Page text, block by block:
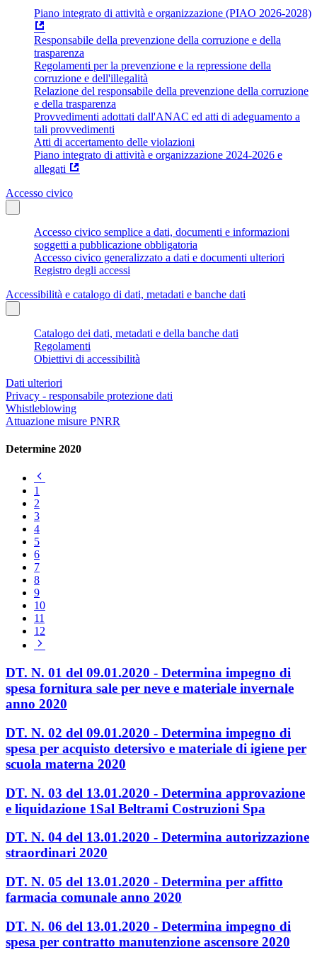
Piano integrato di attività e organizzazione (PIAO 2026-2028)
Responsabile della prevenzione della corruzione e della
trasparenza
Regolamenti per la prevenzione e la repressione della
corruzione e dell'illegalità
Relazione del responsabile della prevenzione della corruzione
e della trasparenza
Provvedimenti adottati dall'ANAC ed atti di adeguamento a
tali provvedimenti
Atti di accertamento delle violazioni
Piano integrato di attività e organizzazione 2024-2026 e
allegati
Accesso civico
Accesso civico semplice a dati, documenti e informazioni
soggetti a pubblicazione obbligatoria
Accesso civico generalizzato a dati e documenti ulteriori
Registro degli accessi
Accessibilità e catalogo di dati, metadati e banche dati
Catalogo dei dati, metadati e della banche dati
Regolamenti
Obiettivi di accessibilità
Dati ulteriori
Privacy - responsabile protezione dati
Whistleblowing
Attuazione misure PNRR
Determine 2020
1
2
3
4
5
6
7
8
9
10
11
12
DT. N. 01 del 09.01.2020 - Determina impegno di
spesa fornitura sale per neve e materiale invernale
anno 2020
DT. N. 02 del 09.01.2020 - Determina impegno di
spesa per acquisto detersivo e materiale di igiene per
scuola materna 2020
DT. N. 03 del 13.01.2020 - Determina approvazione
e liquidazione 1Sal Beltrami Costruzioni Spa
DT. N. 04 del 13.01.2020 - Determina autorizzazione
straordinari 2020
DT. N. 05 del 13.01.2020 - Determina per affitto
farmacia comunale anno 2020
DT. N. 06 del 13.01.2020 - Determina impegno di
spesa per contratto manutenzione ascensore 2020